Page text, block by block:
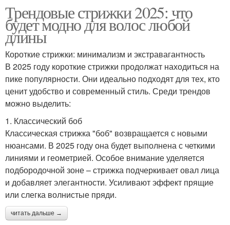
Трендовые стрижки 2025: что
будет модно для волос любой
длины
Короткие стрижки: минимализм и экстравагантность
В 2025 году короткие стрижки продолжат находиться на
пике популярности. Они идеально подходят для тех, кто
ценит удобство и современный стиль. Среди трендов
можно выделить:
1. Классический боб
Классическая стрижка "боб" возвращается с новыми
нюансами. В 2025 году она будет выполнена с четкими
линиями и геометрией. Особое внимание уделяется
подбородочной зоне – стрижка подчеркивает овал лица
и добавляет элегантности. Усиливают эффект прящие
или слегка волнистые пряди.
читать дальше →